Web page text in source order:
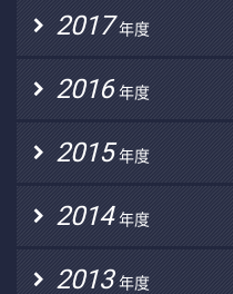
2017 年度
2016 年度
2015 年度
2014 年度
2013 年度